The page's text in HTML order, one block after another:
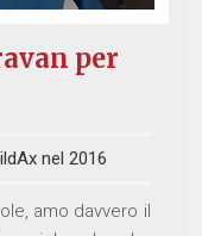
per
nel 2016
amo davvero il